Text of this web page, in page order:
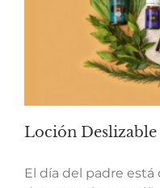
Loción Deslizable
El día del padre